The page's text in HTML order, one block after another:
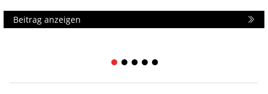
Beitrag anzeigen
1 2 3 4 5